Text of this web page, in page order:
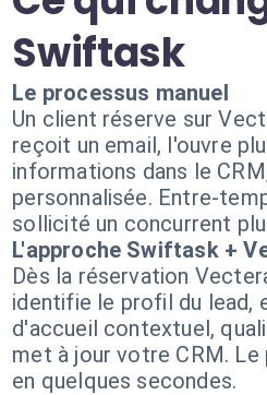
Swiftask
Le processus manuel
Un client réserve sur
reçoit un email, l'ouvre
informations dans le
personnalisée. Entre-
sollicité un concurrent
L'approche Swiftask +
Dès la réservation
identifie le profil du lead,
d'accueil contextuel,
met à jour votre CRM.
en quelques secondes.